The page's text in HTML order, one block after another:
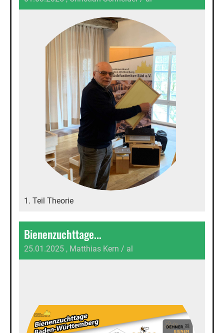
1. Teil Theorie
Bienenzuchttage...
25.01.2025 , Matthias Kern / al